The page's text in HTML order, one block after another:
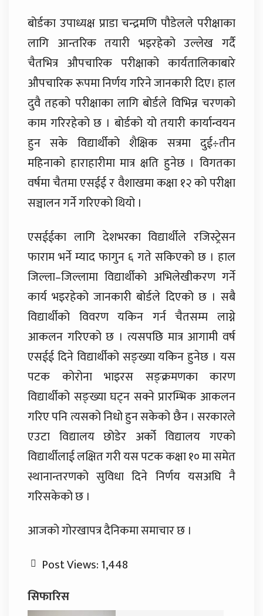
बोर्डका उपाध्यक्ष प्राडा चन्द्रमणि पौडेलले परीक्षाका
लागि आन्तरिक तयारी भइरहेको उल्लेख गर्दै
चैतभित्र औपचारिक परीक्षाको कार्यतालिकाबारे
औपचारिक रूपमा निर्णय गरिने जानकारी दिए। हाल
दुवै तहको परीक्षाका लागि बोर्डले विभिन्न चरणको
काम गरिरहेको छ । बोर्डको यो तयारी कार्यान्वयन
हुन सके विद्यार्थीको शैक्षिक सत्रमा दुई÷तीन
महिनाको हाराहारीमा मात्र क्षति हुनेछ । विगतका
वर्षमा चैतमा एसईई र वैशाखमा कक्षा १२ को परीक्षा
सञ्चालन गर्ने गरिएको थियो ।
एसईईका लागि देशभरका विद्यार्थीले रजिस्ट्रेसन
फाराम भर्ने म्याद फागुन ६ गते सकिएको छ । हाल
जिल्ला–जिल्लामा विद्यार्थीको अभिलेखीकरण गर्ने
कार्य भइरहेको जानकारी बोर्डले दिएको छ । सबै
विद्यार्थीको विवरण यकिन गर्न चैतसम्म लाग्ने
आकलन गरिएको छ । त्यसपछि मात्र आगामी वर्ष
एसईई दिने विद्यार्थीको सङ्ख्या यकिन हुनेछ । यस
पटक कोरोना भाइरस सङ्क्रमणका कारण
विद्यार्थीको सङ्ख्या घट्न सक्ने प्रारम्भिक आकलन
गरिए पनि त्यसको निधो हुन सकेको छैन । सरकारले
एउटा विद्यालय छोडेर अर्को विद्यालय गएको
विद्यार्थीलाई लक्षित गरी यस पटक कक्षा १० मा समेत
स्थानान्तरणको सुविधा दिने निर्णय यसअघि नै
गरिसकेको छ ।
आजको गोरखापत्र दैनिकमा समाचार छ ।
Post Views:1,448
सिफारिस